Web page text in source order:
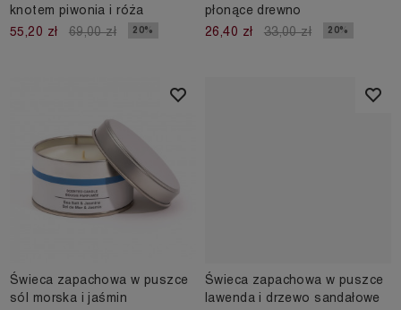
knotem piwonia i róża
55,20 zł
69,00 zł 20%
płonące drewno
26,40 zł
33,00 zł 20%
Świeca zapachowa w puszce
sól morska i jaśmin
Świeca zapachowa w puszce
lawenda i drzewo sandałowe